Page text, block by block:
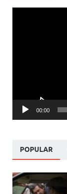
00:00
POPULAR